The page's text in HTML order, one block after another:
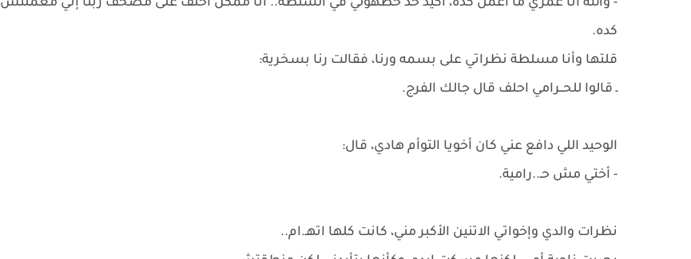
- والله أنا عمري ما أعمل كده، أكيد حد حطهولي في الشنطة.. أنا ممكن أحلف على مصحف ربنا إني معملتش
كده.
قلتها وأنا مسلطة نظراتي على بسمه ورنا، فقالت رنا بسخرية:
ـ قالوا للحــرامي احلف قال جالك الفرج.
الوحيد اللي دافع عني كان أخويا التوأم هادي، قال:
- أختي مش حـ..رامية.
نظرات والدي وإخواتي الاتنين الأكبر مني، كانت كلها اتهـ.ام..